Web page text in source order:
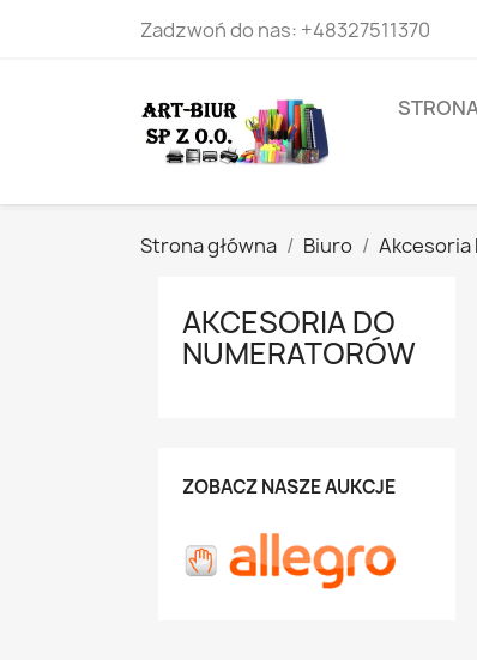
Zadzwoń do nas: +48327511370
Strona główna Biuro Akcesoria
AKCESORIA DO
NUMERATORÓW
ZOBACZ NASZE AUKCJE